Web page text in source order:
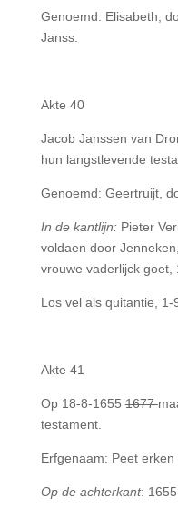
Genoemd: Elisabeth,
Janss.
Akte 40
Jacob Janssen van
hun langstlevende
Genoemd: Geertruijt,
In de kantlijn: Pieter
voldaen door
vrouwe vaderlijck goet,
Los vel als quitantie, 1-
Akte 41
Op 18-8-16551677
testament.
Erfgenaam: Peet
Op de achterkant:1655